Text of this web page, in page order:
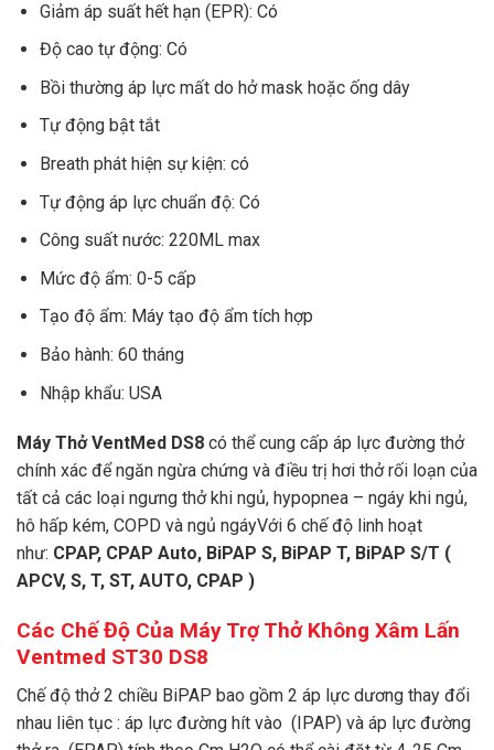
Giảm áp suất hết hạn (EPR): Có
Độ cao tự động: Có
Bồi thường áp lực mất do hở mask hoặc ống dây
Tự động bật tắt
Breath phát hiện sự kiện: có
Tự động áp lực chuẩn độ: Có
Công suất nước: 220ML max
Mức độ ẩm: 0-5 cấp
Tạo độ ẩm: Máy tạo độ ẩm tích hợp
Bảo hành: 60 tháng
Nhập khẩu: USA
Máy Thở VentMed DS8 có thể cung cấp áp lực đường thở
chính xác để ngăn ngừa chứng và điều trị hơi thở rối loạn của
tất cả các loại ngưng thở khi ngủ, hypopnea – ngáy khi ngủ,
hô hấp kém, COPD và ngủ ngáyVới 6 chế độ linh hoạt
như: CPAP, CPAP Auto, BiPAP S, BiPAP T, BiPAP S/T (
APCV, S, T, ST, AUTO, CPAP )
Các Chế Độ Của Máy Trợ Thở Không Xâm Lấn
Ventmed ST30 DS8
Chế độ thở 2 chiều BiPAP bao gồm 2 áp lực dương thay đổi
nhau liên tục : áp lực đường hít vào (IPAP) và áp lực đường